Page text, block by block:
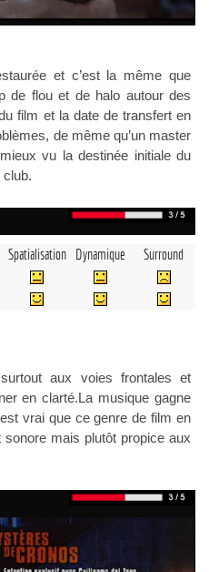
et c’est la même que
de flou et de halo autour des
film et la date de transfert en
de même qu’un master
vu la destinée initiale du
club.
Spatialisation Dynamique
Surround
aux voies frontales et
en clarté.La musique gagne
vrai que ce genre de film en
mais plutôt propice aux